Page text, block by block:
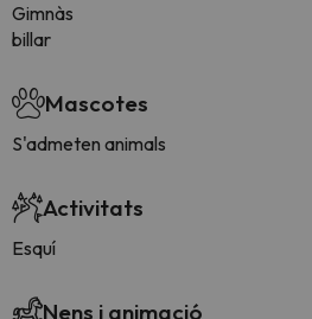
Gimnàs
billar
Mascotes
S'admeten animals
Activitats
Esquí
Nens i animació